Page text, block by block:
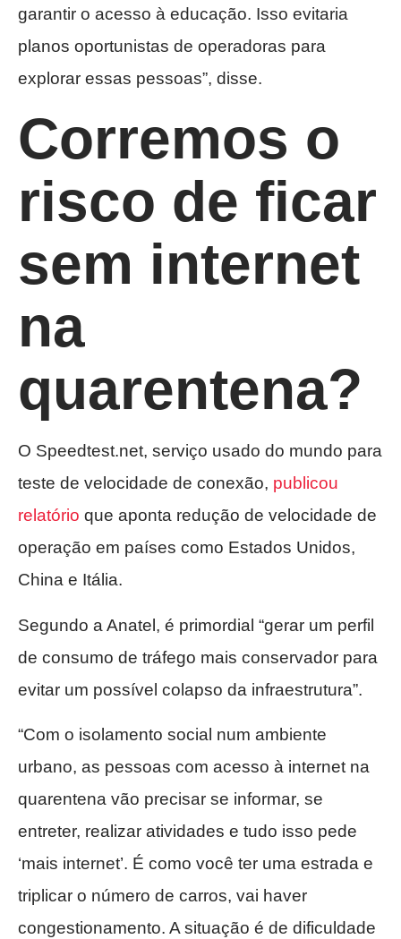
garantir o acesso à educação. Isso evitaria
planos oportunistas de operadoras para
explorar essas pessoas”, disse.
Corremos o
risco de ficar
sem internet
na
quarentena?
O Speedtest.net, serviço usado do mundo para
teste de velocidade de conexão, publicou
relatório que aponta redução de velocidade de
operação em países como Estados Unidos,
China e Itália.
Segundo a Anatel, é primordial “gerar um perfil
de consumo de tráfego mais conservador para
evitar um possível colapso da infraestrutura”.
“Com o isolamento social num ambiente
urbano, as pessoas com acesso à internet na
quarentena vão precisar se informar, se
entreter, realizar atividades e tudo isso pede
‘mais internet’. É como você ter uma estrada e
triplicar o número de carros, vai haver
congestionamento. A situação é de dificuldade